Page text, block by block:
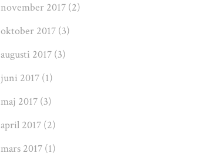
november 2017 (2)
oktober 2017 (3)
augusti 2017 (3)
juni 2017 (1)
maj 2017 (3)
april 2017 (2)
mars 2017 (1)